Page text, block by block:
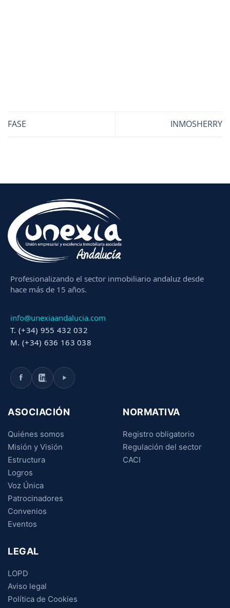
FASE INMOSHERRY
Profesionalizando el sector inmobiliario andaluz desde
hace más de 15 años.
info@unexiaandalucia.com
T. (+34) 955 432 032
M. (+34) 636 163 038
ASOCIACIÓN
Quiénes somos
Misión y Visión
Estructura
Logros
Voz Única
Patrocinadores
Convenios
Eventos
NORMATIVA
Registro obligatorio
Regulación del sector
CACI
LEGAL
LOPD
Aviso legal
Política de Cookies